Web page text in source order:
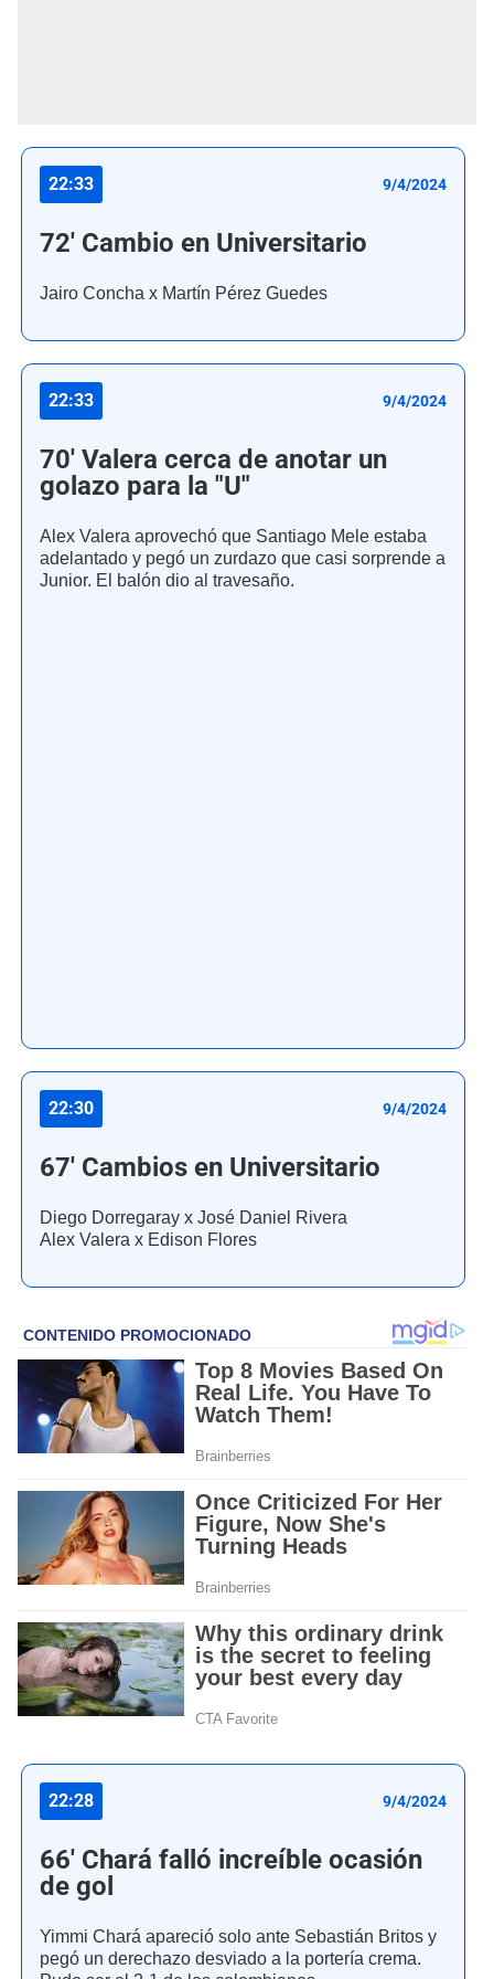
22:33 9/4/2024
72' Cambio en Universitario
Jairo Concha x Martín Pérez Guedes
22:33 9/4/2024
70' Valera cerca de anotar un
golazo para la "U"
Alex Valera aprovechó que Santiago Mele estaba
adelantado y pegó un zurdazo que casi sorprende a
Junior. El balón dio al travesaño.
22:30 9/4/2024
67' Cambios en Universitario
Diego Dorregaray x José Daniel Rivera
Alex Valera x Edison Flores
22:28 9/4/2024
66' Chará falló increíble ocasión
de gol
Yimmi Chará apareció solo ante Sebastián Britos y
pegó un derechazo desviado a la portería crema.